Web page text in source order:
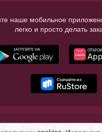
наше мобильное
легко и просто делать
2026 Пятница. Все права